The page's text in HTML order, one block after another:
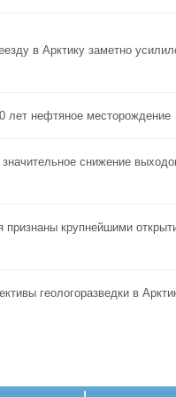
в Арктику заметно
лет нефтяное месторождение
снижение
крупнейшими
геологоразведки в